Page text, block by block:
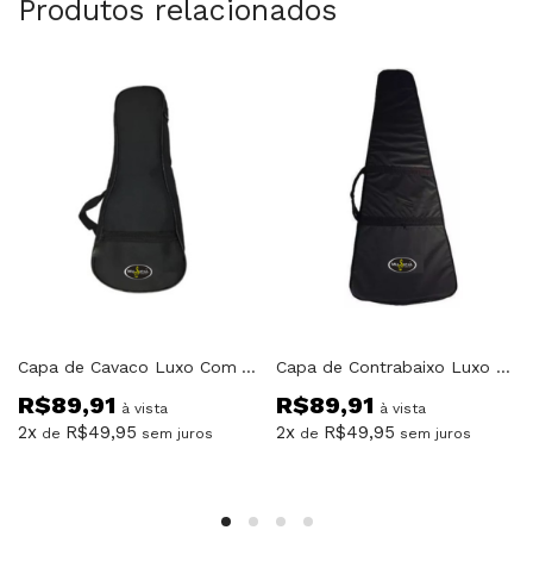
Produtos relacionados
Capa de Cavaco Luxo Com Alças e Bolso
R$89,91 à vista
2x de R$49,95 sem juros
Capa de Contrabaixo Luxo Com Alças e Bolso
R$89,91 à vista
2x de R$49,95 sem juros